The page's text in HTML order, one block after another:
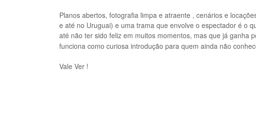
Planos abertos, fotografia limpa e atraente , cenários e locaç
e até no Uruguai) e uma trama que envolve o espectador é o
até não ter sido feliz em muitos momentos, mas que já ganha
funciona como curiosa introdução para quem ainda não
Vale Ver !